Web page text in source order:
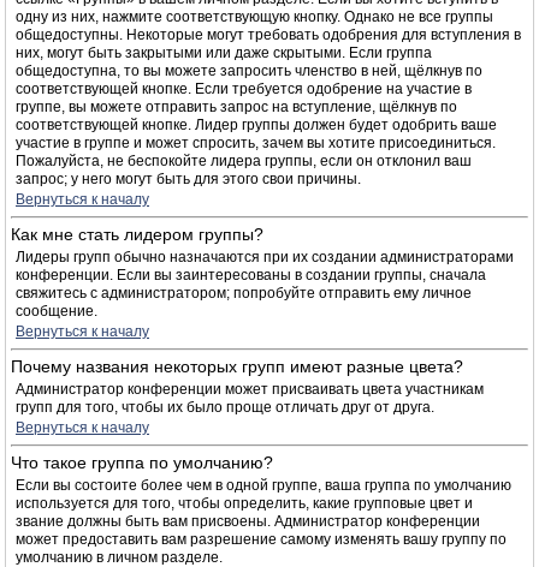
одну из них, нажмите соответствующую кнопку. Однако не все группы
общедоступны. Некоторые могут требовать одобрения для вступления в
них, могут быть закрытыми или даже скрытыми. Если группа
общедоступна, то вы можете запросить членство в ней, щёлкнув по
соответствующей кнопке. Если требуется одобрение на участие в
группе, вы можете отправить запрос на вступление, щёлкнув по
соответствующей кнопке. Лидер группы должен будет одобрить ваше
участие в группе и может спросить, зачем вы хотите присоединиться.
Пожалуйста, не беспокойте лидера группы, если он отклонил ваш
запрос; у него могут быть для этого свои причины.
Вернуться к началу
Как мне стать лидером группы?
Лидеры групп обычно назначаются при их создании администраторами
конференции. Если вы заинтересованы в создании группы, сначала
свяжитесь с администратором; попробуйте отправить ему личное
сообщение.
Вернуться к началу
Почему названия некоторых групп имеют разные цвета?
Администратор конференции может присваивать цвета участникам
групп для того, чтобы их было проще отличать друг от друга.
Вернуться к началу
Что такое группа по умолчанию?
Если вы состоите более чем в одной группе, ваша группа по умолчанию
используется для того, чтобы определить, какие групповые цвет и
звание должны быть вам присвоены. Администратор конференции
может предоставить вам разрешение самому изменять вашу группу по
умолчанию в личном разделе.